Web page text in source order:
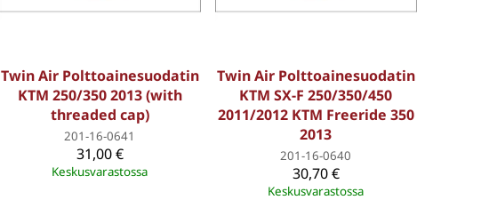
Twin Air Polttoainesuodatin
KTM 250/350 2013 (with
threaded cap)
201-16-0641
31,00 €
Keskusvarastossa
Twin Air Polttoainesuodatin
KTM SX-F 250/350/450
2011/2012 KTM Freeride 350
2013
201-16-0640
30,70 €
Keskusvarastossa